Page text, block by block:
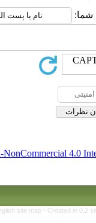
Attribution-
Persian site map -